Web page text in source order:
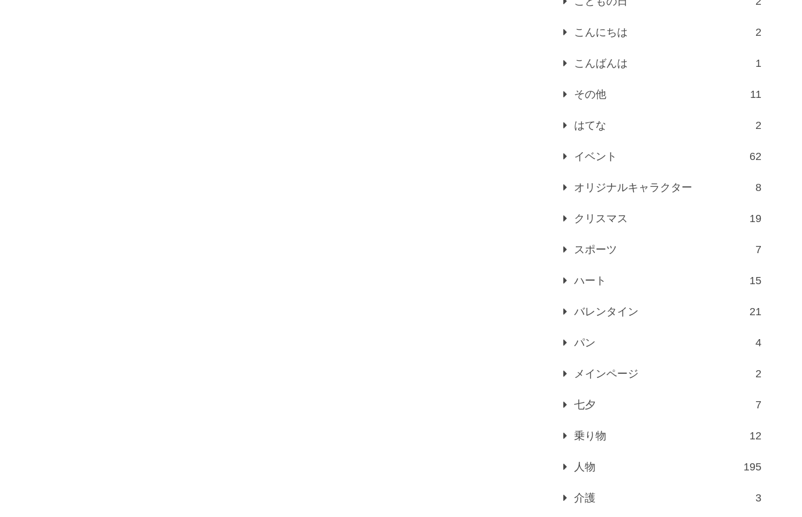
こんにちは 2
こんばんは 1
その他 11
はてな 2
イベント 62
オリジナルキャラクター 8
クリスマス 19
スポーツ 7
ハート 15
バレンタイン 21
パン 4
メインページ 2
七夕 7
乗り物 12
人物 195
介護 3